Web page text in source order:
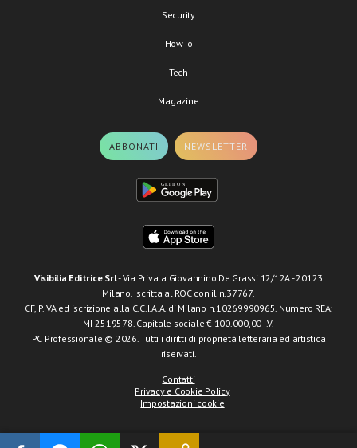
Security
HowTo
Tech
Magazine
ABBONATI NEWSLETTER
Visibilia Editrice Srl- Via Privata Giovannino De Grassi 12/12A - 20123
Milano. Iscritta al ROC con il n.37767.
CF, P.IVA ed iscrizione alla C.C.I.A.A. di Milano n.10269990965. Numero REA:
MI-2519578. Capitale sociale € 100.000,00 I.V.
PC Professionale © 2026. Tutti i diritti di proprietà letteraria ed artistica
riservati.
Contatti
Privacy e Cookie Policy
Impostazioni cookie